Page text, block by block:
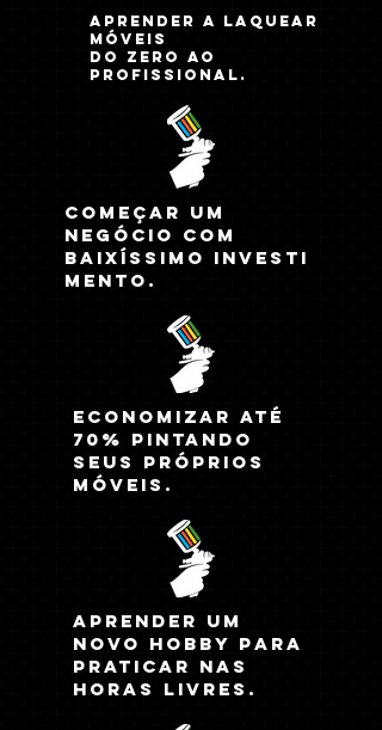
Aprender a laquear
móveis
do zero ao
profissional.
Começar um
negócio com
baixíssimo investi
mento.
Economizar até
70% pintando
seus próprios
móveis.
aprender um
novo hobby para
praticar nas
horas livres.